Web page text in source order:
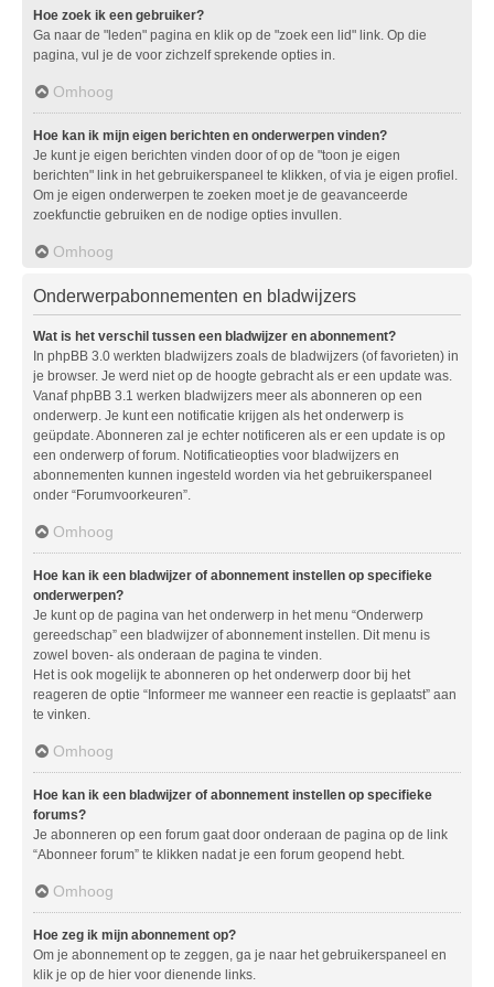
Hoe zoek ik een gebruiker?
Ga naar de "leden" pagina en klik op de "zoek een lid" link. Op die
pagina, vul je de voor zichzelf sprekende opties in.
Omhoog
Hoe kan ik mijn eigen berichten en onderwerpen vinden?
Je kunt je eigen berichten vinden door of op de "toon je eigen
berichten" link in het gebruikerspaneel te klikken, of via je eigen profiel.
Om je eigen onderwerpen te zoeken moet je de geavanceerde
zoekfunctie gebruiken en de nodige opties invullen.
Omhoog
Onderwerpabonnementen en bladwijzers
Wat is het verschil tussen een bladwijzer en abonnement?
In phpBB 3.0 werkten bladwijzers zoals de bladwijzers (of favorieten) in
je browser. Je werd niet op de hoogte gebracht als er een update was.
Vanaf phpBB 3.1 werken bladwijzers meer als abonneren op een
onderwerp. Je kunt een notificatie krijgen als het onderwerp is
geüpdate. Abonneren zal je echter notificeren als er een update is op
een onderwerp of forum. Notificatieopties voor bladwijzers en
abonnementen kunnen ingesteld worden via het gebruikerspaneel
onder “Forumvoorkeuren”.
Omhoog
Hoe kan ik een bladwijzer of abonnement instellen op specifieke
onderwerpen?
Je kunt op de pagina van het onderwerp in het menu “Onderwerp
gereedschap” een bladwijzer of abonnement instellen. Dit menu is
zowel boven- als onderaan de pagina te vinden.
Het is ook mogelijk te abonneren op het onderwerp door bij het
reageren de optie “Informeer me wanneer een reactie is geplaatst” aan
te vinken.
Omhoog
Hoe kan ik een bladwijzer of abonnement instellen op specifieke
forums?
Je abonneren op een forum gaat door onderaan de pagina op de link
“Abonneer forum” te klikken nadat je een forum geopend hebt.
Omhoog
Hoe zeg ik mijn abonnement op?
Om je abonnement op te zeggen, ga je naar het gebruikerspaneel en
klik je op de hier voor dienende links.